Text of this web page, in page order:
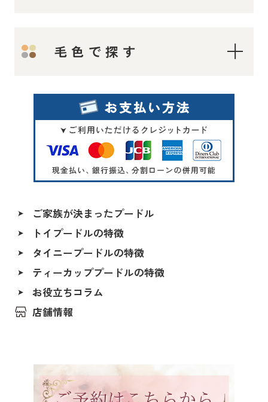
ティーカッププードル
ロイヤルティーカッププードル
マイクロティーカッププードル
トイプードル
毛色で探す
レッド・フォーン
シルバー
オレンジフォーン（アプリコット）
アプリコット
シャンパン
シルバー＆ホワイト
ペールホーン
ブルー
レッド（レッド・フォーン）
アプリコット（オレンジ・フォーン）
ホワイト
ブラック
ご家族が決まったプードル
ALL
香川県
北海道
福島県
茨城県
神奈川県
石川県
トイプードルの特徴
タイニープードルの特徴
ティーカッププードルの特徴
お役立ちコラム
店舗情報